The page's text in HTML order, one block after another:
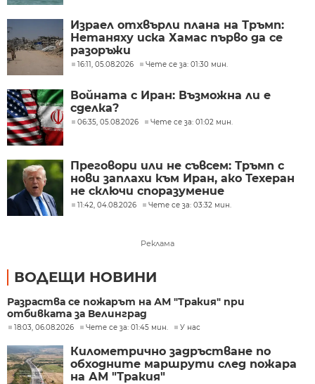
Израел отхвърли плана на Тръмп:
Нетаняху иска Хамас първо да се
разоръжи
16:11, 05.08.2026 Чете се за: 01:30 мин.
Войната с Иран: Възможна ли е
сделка?
06:35, 05.08.2026 Чете се за: 01:02 мин.
Преговори или не съвсем: Тръмп с
нови заплахи към Иран, ако Техеран
не сключи споразумение
11:42, 04.08.2026 Чете се за: 03:32 мин.
Реклама
ВОДЕЩИ НОВИНИ
Разраства се пожарът на АМ "Тракия" при
отбивката за Велинград
18:03, 06.08.2026 Чете се за: 01:45 мин. У нас
Километрично задръстване по
обходните маршрути след пожара
на АМ "Тракия"